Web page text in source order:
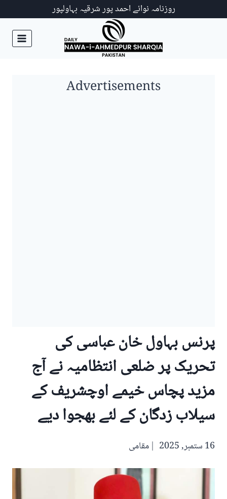
روزنامہ نوائے احمد پور شرقیہ بہاولپور
Advertisements
پرنس بہاول خان عباسی کی
تحریک پر ضلعی انتظامیہ نے آج
مزید پچاس خیمے اوچشریف کے
سیلاب زدگان کے لئے بھجوا دیے
16 ستمبر, 2025 مقامی